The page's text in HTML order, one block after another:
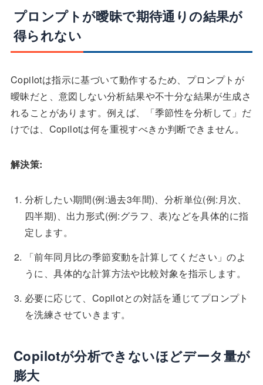
プロンプトが曖昧で期待通りの結果が
得られない
Copilotは指示に基づいて動作するため、プロンプトが
曖昧だと、意図しない分析結果や不十分な結果が生成さ
れることがあります。例えば、「季節性を分析して」だ
けでは、Copilotは何を重視すべきか判断できません。
解決策:
分析したい期間(例:過去3年間)、分析単位(例:月次、
四半期)、出力形式(例:グラフ、表)などを具体的に指
定します。
「前年同月比の季節変動を計算してください」のよ
うに、具体的な計算方法や比較対象を指示します。
必要に応じて、Copilotとの対話を通じてプロンプト
を洗練させていきます。
Copilotが分析できないほどデータ量が
膨大